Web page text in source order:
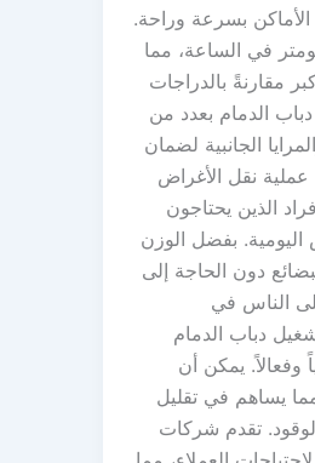
بسرعة وراحة.
بين 40 إلى 100 كيلومتر في الساعة، مما
مقارنةً بالدراجات
دباب الدمام بعدد من
الجانبية لضمان
نقل الأغراض
الذين يحتاجون
اليومية. بفضل الوزن
دون الحاجة إلى
الناس في
دباب الدمام
وفعالاً. يمكن أن
يساهم في تقليل
تقدم شركات